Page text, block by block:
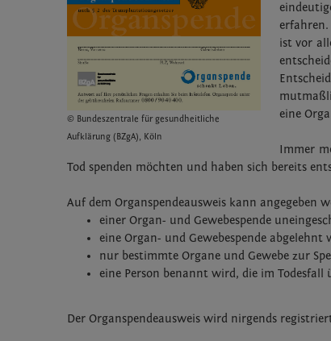
© Bundeszentrale für gesundheitliche
Aufklärung (BZgA), Köln
ist vor
eine
Immer
Tod spenden möchten und haben sich bereits
Auf dem Organspendeausweis kann angegeben
einer Organ- und Gewebespende
eine Organ- und Gewebespende abgelehnt
nur bestimmte Organe und Gewebe zur
eine Person benannt wird, die im Todesfall
Der Organspendeausweis wird nirgends